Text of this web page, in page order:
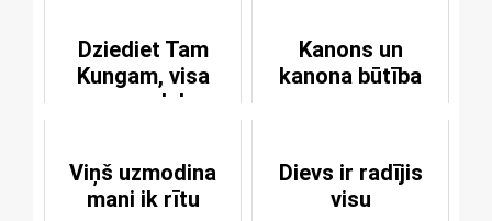
Dziediet Tam
Kungam, visa
pasaule!
Kanons un
kanona būtība
Viņš uzmodina
mani ik rītu
Dievs ir radījis
visu